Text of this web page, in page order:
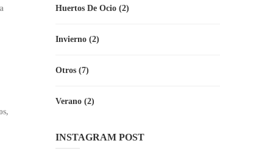
Huertos De Ocio (2)
Invierno (2)
Otros (7)
Verano (2)
INSTAGRAM POST